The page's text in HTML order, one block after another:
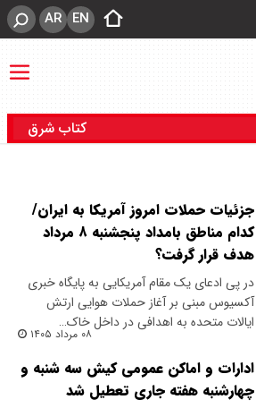
EN
AR
کتاب شرق
جزئیات حملات امروز آمریکا به ایران/
کدام مناطق بامداد پنجشنبه ۸ مرداد
هدف قرار گرفت؟
در پی ادعای یک مقام آمریکایی به پایگاه خبری
آکسیوس مبنی بر آغاز حملات هوایی ارتش
ایالات متحده به اهدافی در داخل خاک…
۰۸ مرداد ۱۴۰۵
ادارات و اماکن عمومی کیش سه شنبه و
چهارشنبه هفته جاری تعطیل شد